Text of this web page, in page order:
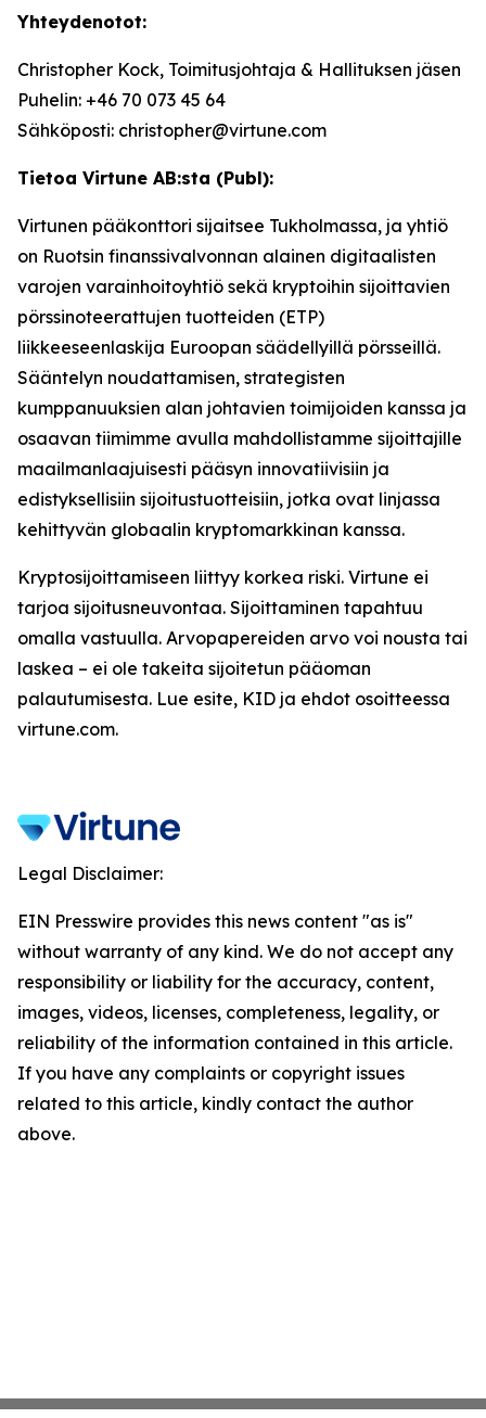
Yhteydenotot:
Christopher Kock, Toimitusjohtaja & Hallituksen jäsen
Puhelin: +46 70 073 45 64
Sähköposti: christopher@virtune.com
Tietoa Virtune AB:sta (Publ):
Virtunen pääkonttori sijaitsee Tukholmassa, ja yhtiö
on Ruotsin finanssivalvonnan alainen digitaalisten
varojen varainhoitoyhtiö sekä kryptoihin sijoittavien
pörssinoteerattujen tuotteiden (ETP)
liikkeeseenlaskija Euroopan säädellyillä pörsseillä.
Sääntelyn noudattamisen, strategisten
kumppanuuksien alan johtavien toimijoiden kanssa ja
osaavan tiimimme avulla mahdollistamme sijoittajille
maailmanlaajuisesti pääsyn innovatiivisiin ja
edistyksellisiin sijoitustuotteisiin, jotka ovat linjassa
kehittyvän globaalin kryptomarkkinan kanssa.
Kryptosijoittamiseen liittyy korkea riski. Virtune ei
tarjoa sijoitusneuvontaa. Sijoittaminen tapahtuu
omalla vastuulla. Arvopapereiden arvo voi nousta tai
laskea – ei ole takeita sijoitetun pääoman
palautumisesta. Lue esite, KID ja ehdot osoitteessa
virtune.com.
Legal Disclaimer:
EIN Presswire provides this news content "as is"
without warranty of any kind. We do not accept any
responsibility or liability for the accuracy, content,
images, videos, licenses, completeness, legality, or
reliability of the information contained in this article.
If you have any complaints or copyright issues
related to this article, kindly contact the author
above.